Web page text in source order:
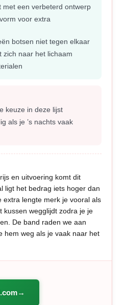
met een verbeterd ontwerp
voor extra
botsen niet tegen elkaar
zich naar het lichaam
keuze in deze lijst
als je ’s nachts vaak
en uitvoering komt dit
ligt het bedrag iets hoger dan
extra lengte merk je vooral als
kussen wegglijdt zodra je je
De band raden we aan
hem weg als je vaak naar het